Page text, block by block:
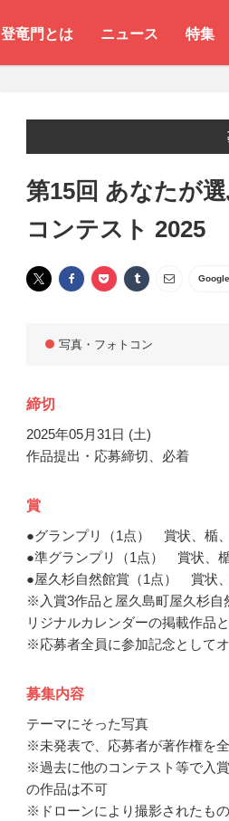
登竜門とは ニュース 特集
第15回 あなたが
コンテスト 2025
写真・フォトコン
締切
2025年05月31日 (土)
作品提出・応募締切、必着
賞
●グランプリ（1点） 賞状、楯
●準グランプリ（1点） 賞状、
●屋久杉自然館賞（1点） 賞状
※入賞3作品と屋久島町屋久杉自
リジナルカレンダーの掲載作品
※応募者全員に参加記念として
募集内容
テーマにそった写真
※未発表で、応募者が著作権を
※過去に他のコンテスト等で入
の作品は不可
※ドローンにより撮影されたも